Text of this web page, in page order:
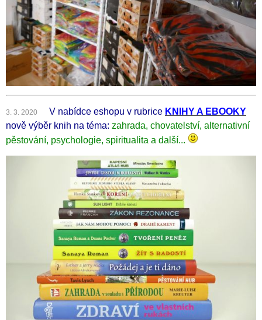
3. 3. 2020 V nabídce eshopu v rubrice KNIHY A EBOOKY
nově výběr knih na téma: zahrada, chovatelství, alternativní
pěstování, psychologie, spiritualita a další...